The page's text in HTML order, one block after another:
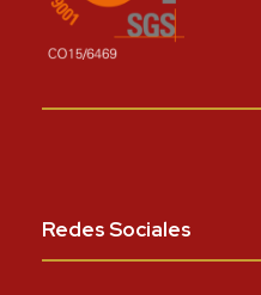
Redes Sociales